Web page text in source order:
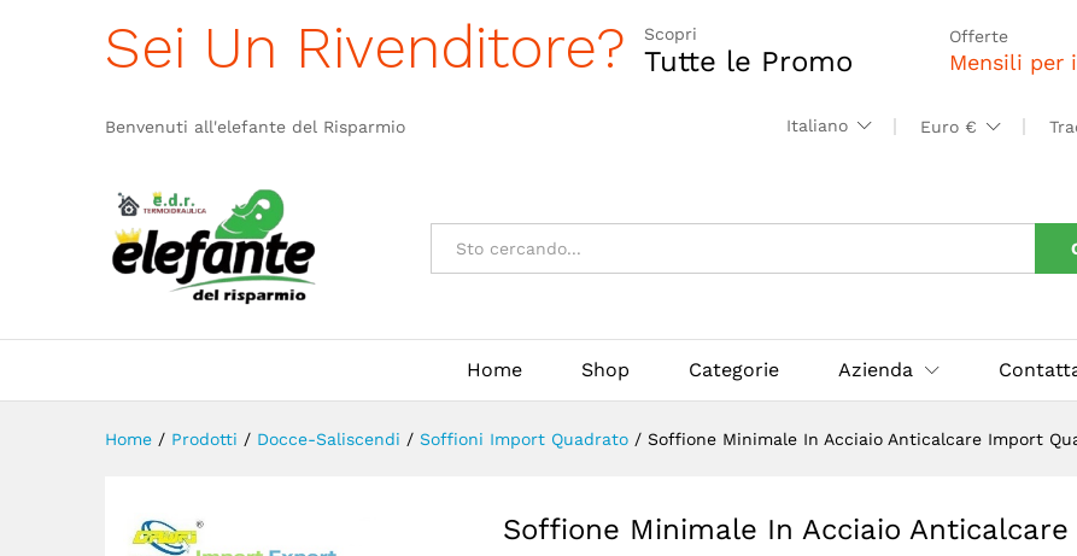
Sei Un Rivenditore? Scopri
Tutte le Promo
Offerte
Mensili per
Benvenuti all'elefante del Risparmio Italiano Euro €
Categorie
Home Shop Categorie Azienda
Home / Prodotti / Docce-Saliscendi / Soffioni Import Quadrato / Soffione Minimale In Acciaio Anticalcare Import
Soffione Minimale In Acciaio
Descrizione